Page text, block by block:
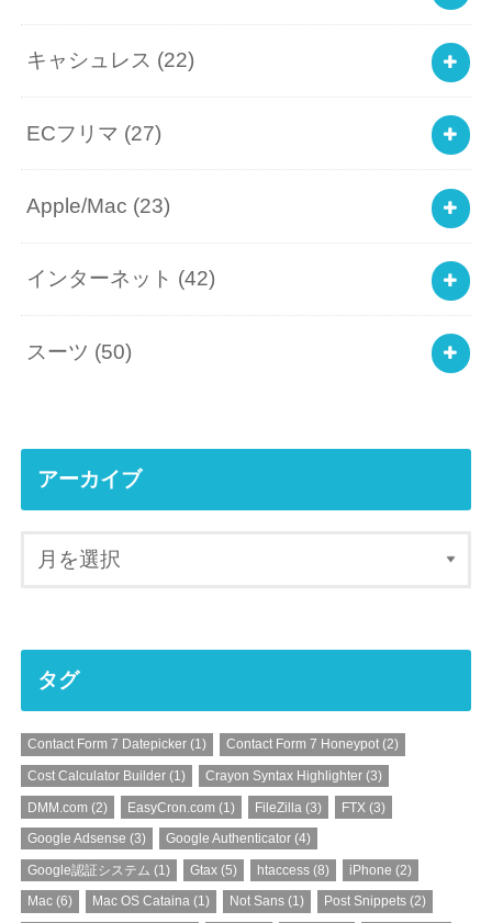
キャシュレス (22)
ECフリマ (27)
Apple/Mac (23)
インターネット (42)
スーツ (50)
アーカイブ
タグ
Contact Form 7 Datepicker(1) Contact Form 7 Honeypot(2)
Cost Calculator Builder(1) Crayon Syntax Highlighter(3)
DMM.com (2) EasyCron.com (1) FileZilla (3) FTX (3)
Google Adsense (3) Google Authenticator(4)
Google認証システム (1) Gtax(5) htaccess (8) iPhone (2)
Mac(6) Mac OS Cataina(1) Not Sans (1) Post Snippets (2)